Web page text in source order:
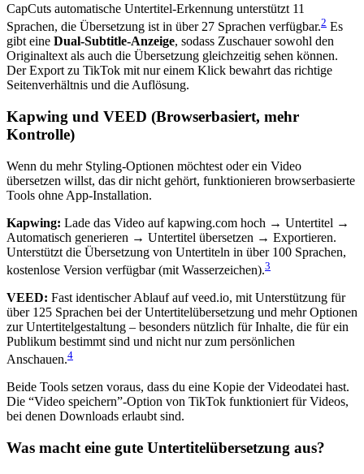
CapCuts automatische Untertitel-Erkennung unterstützt 11
Sprachen, die Übersetzung ist in über 27 Sprachen verfügbar.2 Es
gibt eine Dual-Subtitle-Anzeige, sodass Zuschauer sowohl den
Originaltext als auch die Übersetzung gleichzeitig sehen können.
Der Export zu TikTok mit nur einem Klick bewahrt das richtige
Seitenverhältnis und die Auflösung.
Kapwing und VEED (Browserbasiert, mehr
Kontrolle)
Wenn du mehr Styling-Optionen möchtest oder ein Video
übersetzen willst, das dir nicht gehört, funktionieren browserbasierte
Tools ohne App-Installation.
Kapwing: Lade das Video auf kapwing.com hoch → Untertitel →
Automatisch generieren → Untertitel übersetzen → Exportieren.
Unterstützt die Übersetzung von Untertiteln in über 100 Sprachen,
kostenlose Version verfügbar (mit Wasserzeichen).3
VEED: Fast identischer Ablauf auf veed.io, mit Unterstützung für
über 125 Sprachen bei der Untertitelübersetzung und mehr Optionen
zur Untertitelgestaltung – besonders nützlich für Inhalte, die für ein
Publikum bestimmt sind und nicht nur zum persönlichen
Anschauen.4
Beide Tools setzen voraus, dass du eine Kopie der Videodatei hast.
Die “Video speichern”-Option von TikTok funktioniert für Videos,
bei denen Downloads erlaubt sind.
Was macht eine gute Untertitelübersetzung aus?